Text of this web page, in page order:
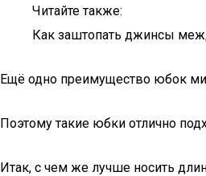
Читайте также:
Как заштопать джинсы
Ещё одно преимущество юбок
Поэтому такие юбки отлично
Итак, с чем же лучше носить